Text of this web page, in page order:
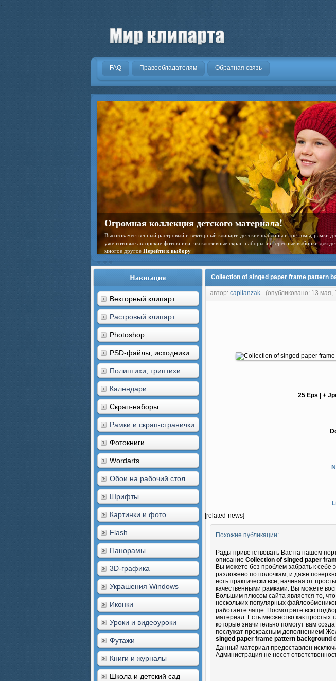
.
FAQ Правообладателям Обратная связь
Огромная коллекция детского материала!
Высококачественный растровый и векторный клипарт, детские шаблоны и костюмы, рамки
уже готовые авторские фотокниги, эксклюзивные скрап-наборы, интересные выборки для
многое другое Перейти к выбору
Навигация
Векторный клипарт
Растровый клипарт
Photoshop
PSD-файлы, исходники
Полиптихи, триптихи
Календари
Скрап-наборы
Рамки и скрап-странички
Фотокниги
Wordarts
Обои на рабочий стол
Шрифты
Картинки и фото
Flash
Панорамы
3D-графика
Украшения Windows
Иконки
Уроки и видеоуроки
Футажи
Книги и журналы
Школа и детский сад
Collection of singed paper frame pattern
автор: capitanzak (опубликовано: 13 мая,
25 Eps | +
[related-news]
Похожие публикации:
Рады приветствовать Вас на нашем
описание Collection of singed paper
Вы можете без проблем забрать к себе
разложено по полочкам, и даже
есть практически все, начиная от
качественными рамками. Вы можете
Большим плюсом сайта является то,
нескольких популярных
работаете чаще. Посмотрите всю
материал. Есть множество как простых
которые значительно помогут вам
послужат прекрасным дополнением!
singed paper frame pattern background
Данный материал предоставлен
Администрация не несет